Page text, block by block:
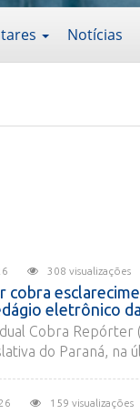
Notícias
308 visualizações
cobra
eletrônico
Cobra
do Paraná, na
159 visualizações